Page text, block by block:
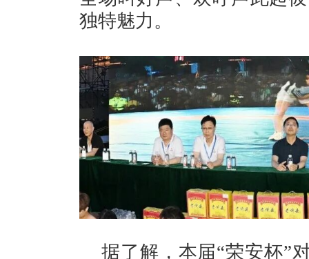
独特魅力。
据了解，本届“荣安杯”